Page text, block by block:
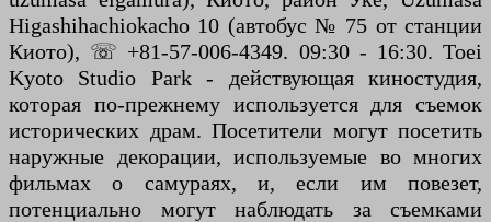
Higashihachiokacho 10 (автобус № 75 от станции
Киото), ☏ +81-57-006-4349. 09:30 - 16:30. Toei
Kyoto Studio Park - действующая киностудия,
которая по-прежнему используется для съемок
исторических драм. Посетители могут посетить
наружные декорации, используемые во многих
фильмах о самураях, и, если им повезет,
потенциально могут наблюдать за съемками